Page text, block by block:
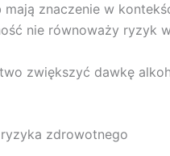
znaczenie w
nie równoważy ryzyk
zwiększyć dawkę
zdrowotnego